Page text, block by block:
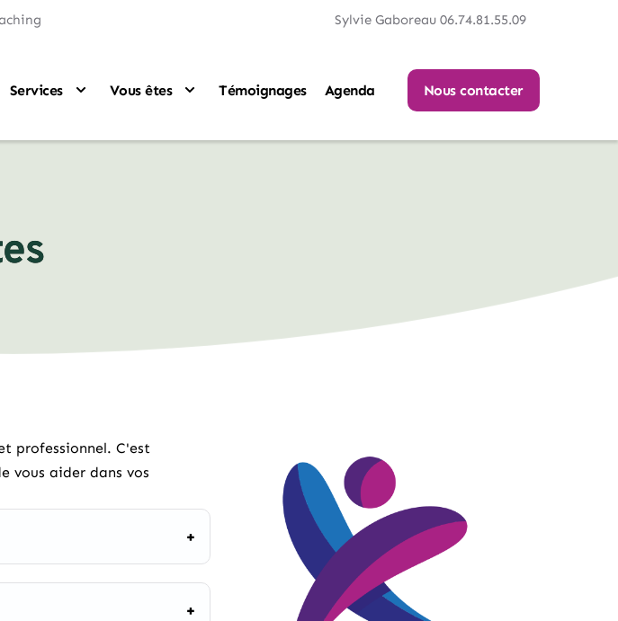
Sylvie Gaboreau 06.74.81.55.09
Services Vous êtes Témoignages Agenda Nous contacter
professionnel. C'est
vous aider dans vos